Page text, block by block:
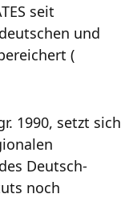
seit
und
(
1990, setzt sich
Deutsch-
noch